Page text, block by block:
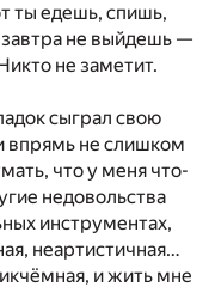
ты едешь, спишь,
не выйдешь —
не заметит.
сыграл свою
впрямь не слишком
что у меня что-
недовольства
инструментах,
неартистичная…
и жить мне